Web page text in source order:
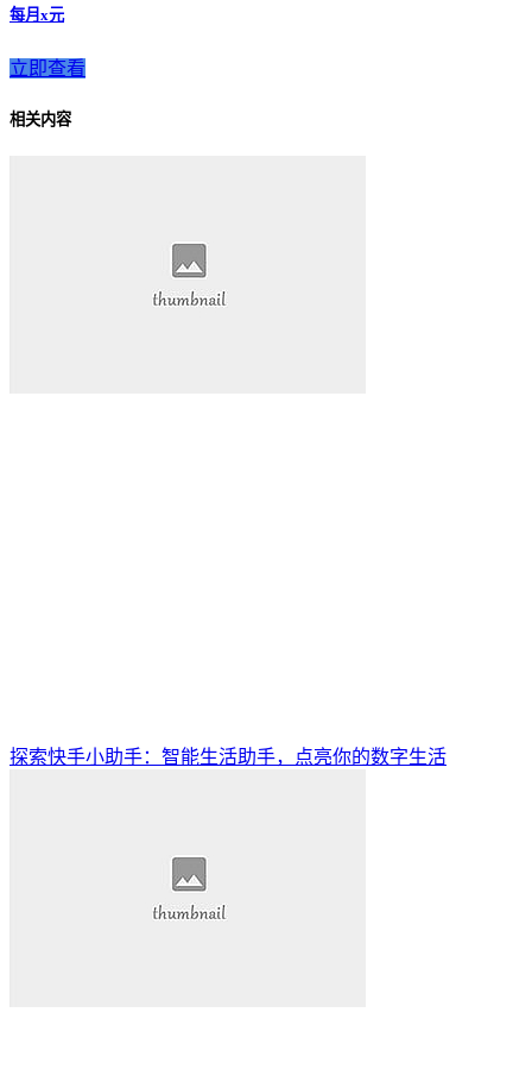
每月x元
立即查看
相关内容
探索快手小助手：智能生活助手，点亮你的数字生活